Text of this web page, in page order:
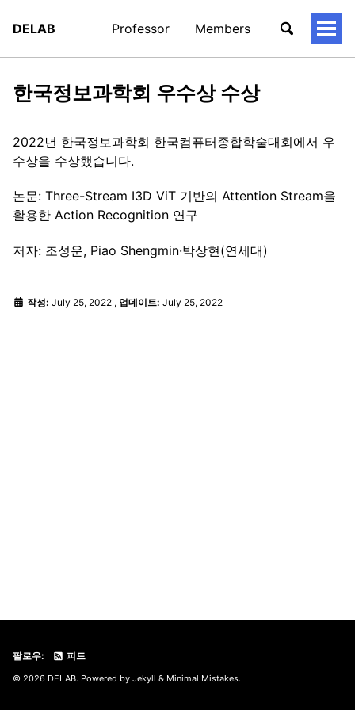
DELAB Professor Members
토
한국정보과학회 우수상 수상
2022년 한국정보과학회 한국컴퓨터종합학술대회에서 우
수상을 수상했습니다.
논문: Three-Stream I3D ViT 기반의 Attention Stream을
활용한 Action Recognition 연구
저자: 조성운, Piao Shengmin·박상현(연세대)
작성: July 25, 2022 , 업데이트: July 25, 2022
팔로우: 피드
© 2026 DELAB. Powered by Jekyll & Minimal Mistakes.